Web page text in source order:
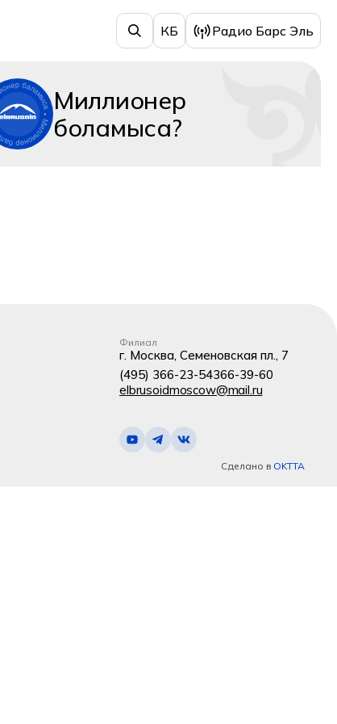
КБ Радио Барс Эль
Миллионер
боламыса?
Филиал
г. Москва, Семеновская пл., 7
(495) 366-23-54366-39-60
elbrusoidmoscow@mail.ru
Сделано в OKTTA